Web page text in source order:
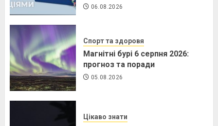
06.08.2026
Спорт та здоровя
Магнітні бурі 6 серпня 2026:
прогноз та поради
05.08.2026
Цікаво знати